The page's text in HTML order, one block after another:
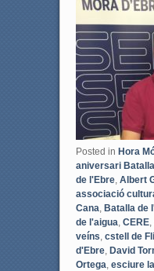
Posted in Hora
aniversari
de l'Ebre, Albert
associació
Cana Batalla de
de l'aigua CERE,
veíns cstell de
d'Ebre, David
Ortega esciure